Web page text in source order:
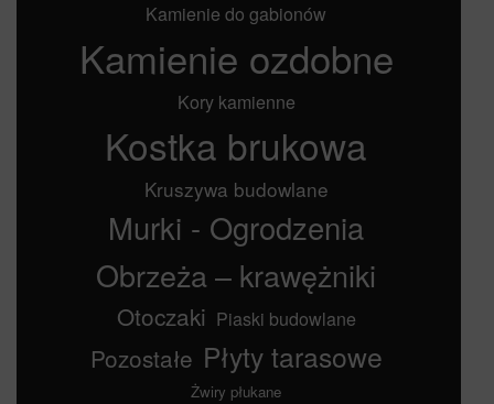
Kamienie do gabionów
Kamienie ozdobne
Kory kamienne
Kostka brukowa
Kruszywa budowlane
Murki - Ogrodzenia
Obrzeża – krawężniki
Otoczaki Piaski budowlane
Pozostałe Płyty tarasowe
Żwiry płukane